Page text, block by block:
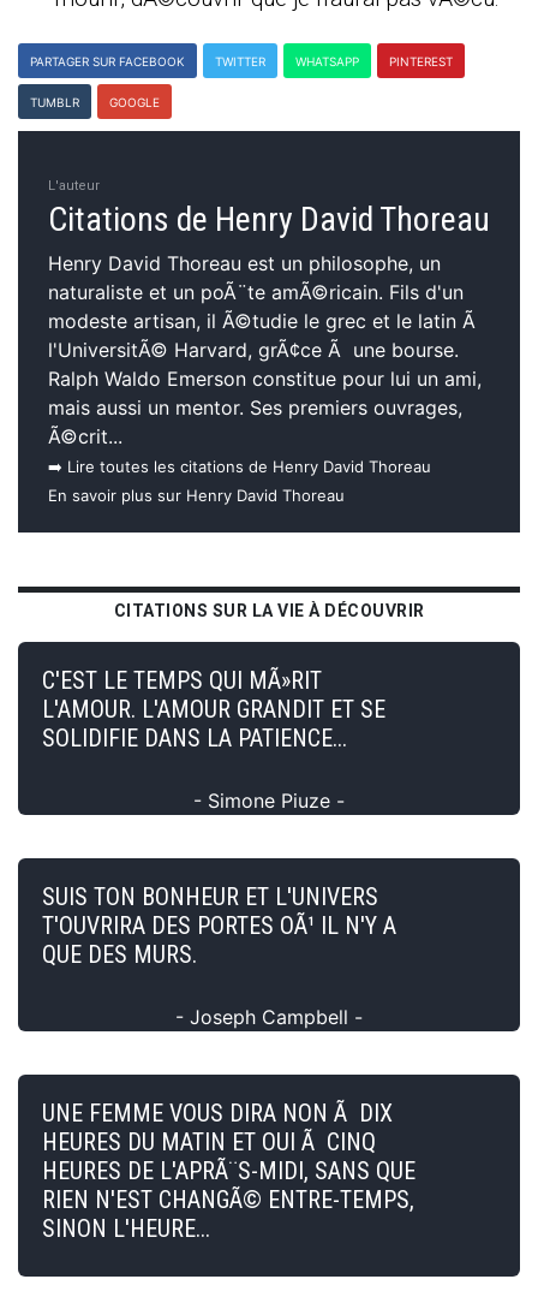
PARTAGER SUR FACEBOOK TWITTER WHATSAPP PINTEREST
TUMBLR GOOGLE
L'auteur
Citations de Henry David Thoreau
Henry David Thoreau est un philosophe, un
naturaliste et un poÃ¨te amÃ©ricain. Fils d'un
modeste artisan, il Ã©tudie le grec et le latin Ã
l'UniversitÃ© Harvard, grÃ¢ce Ã une bourse.
Ralph Waldo Emerson constitue pour lui un ami,
mais aussi un mentor. Ses premiers ouvrages,
Ã©crit...
➡️ Lire toutes les citations de Henry David Thoreau
En savoir plus sur Henry David Thoreau
CITATIONS SUR LA VIE À DÉCOUVRIR
C'EST LE TEMPS QUI MÃ»RIT
L'AMOUR. L'AMOUR GRANDIT ET SE
SOLIDIFIE DANS LA PATIENCE...
- Simone Piuze -
SUIS TON BONHEUR ET L'UNIVERS
T'OUVRIRA DES PORTES OÃ¹ IL N'Y A
QUE DES MURS.
- Joseph Campbell -
UNE FEMME VOUS DIRA NON Ã DIX
HEURES DU MATIN ET OUI Ã CINQ
HEURES DE L'APRÃ¨S-MIDI, SANS QUE
RIEN N'EST CHANGÃ© ENTRE-TEMPS,
SINON L'HEURE...